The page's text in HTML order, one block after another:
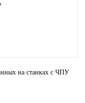
на станках с ЧПУ